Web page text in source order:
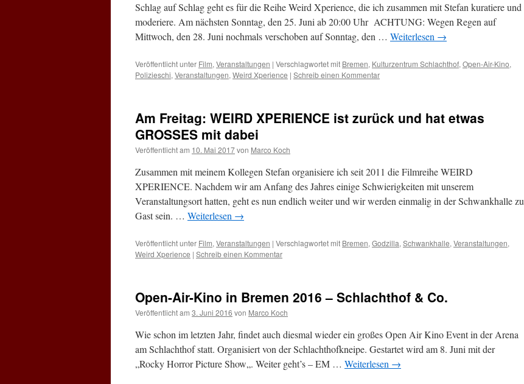
Schlag auf Schlag geht es für die Reihe Weird Xperience, die ich zusammen mit Stefan kuratiere und
moderiere. Am nächsten Sonntag, den 25. Juni ab 20:00 Uhr ACHTUNG: Wegen Regen auf
Mittwoch, den 28. Juni nochmals verschoben auf Sonntag, den … Weiterlesen →
Veröffentlicht unter Film, Veranstaltungen | Verschlagwortet mit Bremen, Kulturzentrum Schlachthof, Open-Air-Kino,
Polizieschi, Veranstaltungen, Weird Xperience | Schreib einen Kommentar
Am Freitag: WEIRD XPERIENCE ist zurück und hat etwas
GROSSES mit dabei
Veröffentlicht am 10. Mai 2017von Marco Koch
Zusammen mit meinem Kollegen Stefan organisiere ich seit 2011 die Filmreihe WEIRD
XPERIENCE. Nachdem wir am Anfang des Jahres einige Schwierigkeiten mit unserem
Veranstaltungsort hatten, geht es nun endlich weiter und wir werden einmalig in der Schwankhalle zu
Gast sein. … Weiterlesen →
Veröffentlicht unter Film, Veranstaltungen | Verschlagwortet mit Bremen, Godzilla, Schwankhalle, Veranstaltungen,
Weird Xperience | Schreib einen Kommentar
Open-Air-Kino in Bremen 2016 – Schlachthof & Co.
Veröffentlicht am 3. Juni 2016 von Marco Koch
Wie schon im letzten Jahr, findet auch diesmal wieder ein großes Open Air Kino Event in der Arena
am Schlachthof statt. Organisiert von der Schlachthofkneipe. Gestartet wird am 8. Juni mit der
„Rocky Horror Picture Show„. Weiter geht’s – EM … Weiterlesen →